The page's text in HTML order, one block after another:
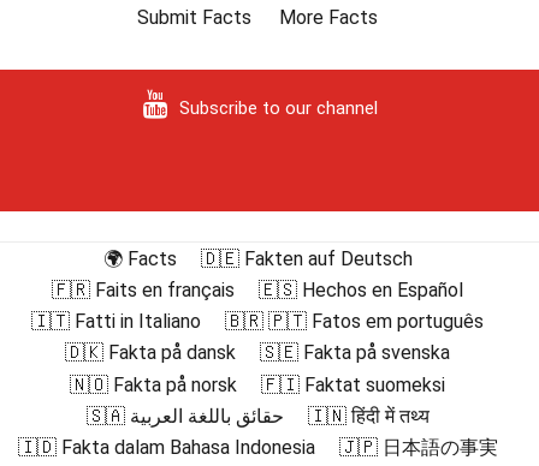
Submit Facts
More Facts
Subscribe to our channel
🌍 Facts
🇩🇪 Fakten auf Deutsch
🇫🇷 Faits en français
🇪🇸 Hechos en Español
🇮🇹 Fatti in Italiano
🇧🇷 🇵🇹 Fatos em português
🇩🇰 Fakta på dansk
🇸🇪 Fakta på svenska
🇳🇴 Fakta på norsk
🇫🇮 Faktat suomeksi
🇸🇦 حقائق باللغة العربية
🇮🇳 हिंदी में तथ्य
🇮🇩 Fakta dalam Bahasa Indonesia
🇯🇵 日本語の事実